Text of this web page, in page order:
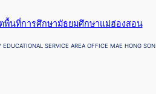
พื้นที่การศึกษามัธยมศึกษาแม่ฮ่องสอน
EDUCATIONAL SERVICE AREA OFFICE MAE HONG SON